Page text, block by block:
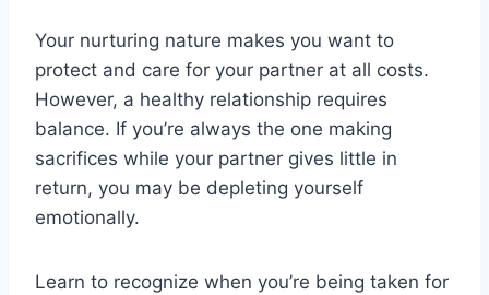
Your nurturing nature makes you want to
protect and care for your partner at all costs.
However, a healthy relationship requires
balance. If you’re always the one making
sacrifices while your partner gives little in
return, you may be depleting yourself
emotionally.
Learn to recognize when you’re being taken for